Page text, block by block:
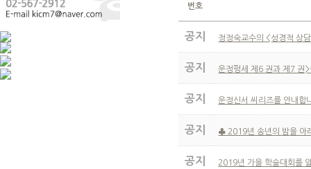
번호
공지 정정숙교수의 <성경적 상
공지 운정펑세 제6 권과 제7 권
공지 운정신서 씨리즈를 안내합
공지 ♣ 2019년 송년의 밤을 아
공지 2019년 가을 학술대회를